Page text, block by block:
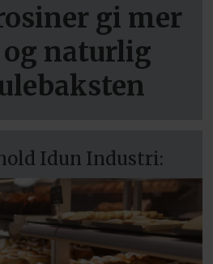
gi mer
naturlig
Idun Industri: